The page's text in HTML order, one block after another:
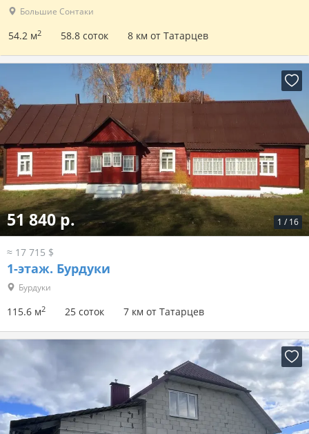
Большие Сонтаки
54.2 м2 58.8 соток 8 км от Татарцев
1 / 16
51 840 р.
≈ 17 715 $
1-этаж. Бурдуки
Бурдуки
115.6 м2 25 соток 7 км от Татарцев